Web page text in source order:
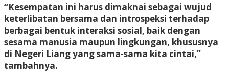
“Kesempatan ini harus dimaknai sebagai wujud
keterlibatan bersama dan introspeksi terhadap
berbagai bentuk interaksi sosial, baik dengan
sesama manusia maupun lingkungan, khususnya
di Negeri Liang yang sama-sama kita cintai,”
tambahnya.